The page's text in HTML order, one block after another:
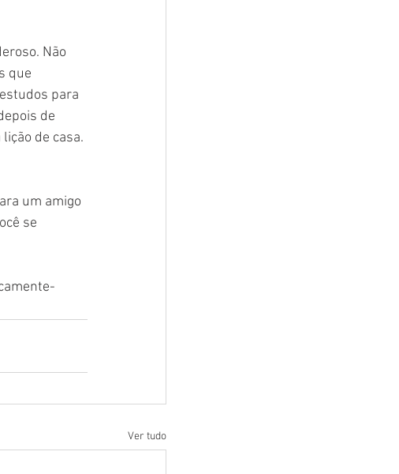
Não
que
para
de
de casa.
um amigo
se
Ver tudo